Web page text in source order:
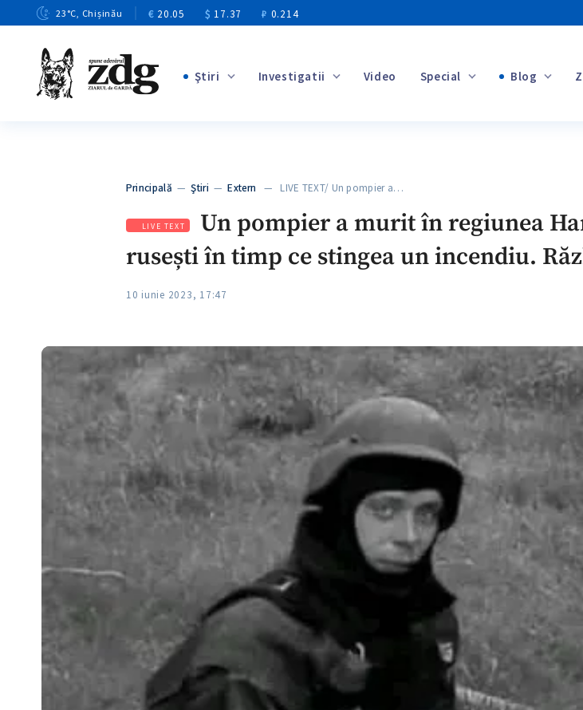
23 °C, Chișinău € 20.05 $ 17.37 ₽ 0.214
Ştiri Investigatii Video Special Blog
Principală —Ştiri —Extern — LIVE TEXT/ Un pompier a…
LIVE TEXT
Un pompier a murit în regiunea
rusești în timp ce stingea un incendiu.
10 iunie 2023, 17:47